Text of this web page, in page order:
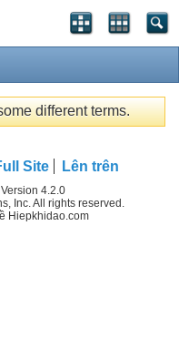
different terms.
Site Lên trên
4.2.0
Inc. All rights reserved.
Hiepkhidao.com